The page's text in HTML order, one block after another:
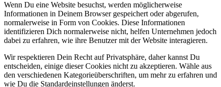
Wenn Du eine Website besuchst, werden möglicherweise
Informationen in Deinem Browser gespeichert oder abgerufen,
normalerweise in Form von Cookies. Diese Informationen
identifizieren Dich normalerweise nicht, helfen Unternehmen jedoch
dabei zu erfahren, wie ihre Benutzer mit der Website interagieren.
Wir respektieren Dein Recht auf Privatsphäre, daher kannst Du
entscheiden, einige dieser Cookies nicht zu akzeptieren. Wähle aus
den verschiedenen Kategorieüberschriften, um mehr zu erfahren und
wie Du die Standardeinstellungen änderst.